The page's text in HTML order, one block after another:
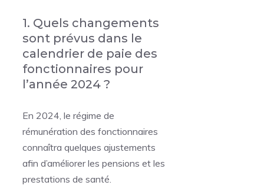
1. Quels changements
sont prévus dans le
calendrier de paie des
fonctionnaires pour
l’année 2024 ?
En 2024, le régime de
rémunération des fonctionnaires
connaîtra quelques ajustements
afin d’améliorer les pensions et les
prestations de santé.